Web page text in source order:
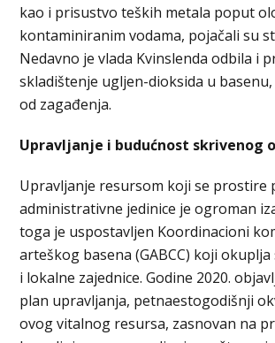
kao i prisustvo teških metala poput
kontaminiranim vodama, pojačali su
Nedavno je vlada Kvinslenda odbila i
skladištenje ugljen-dioksida u
od zagađenja.
Upravljanje i budućnost skrivenog
Upravljanje resursom koji se prostire
administrativne jedinice je ogroman
toga je uspostavljen Koordinacioni
arteškog basena (GABCC) koji
i lokalne zajednice. Godine 2020.
plan upravljanja, petnaestogodišnji
ovog vitalnog resursa, zasnovan na